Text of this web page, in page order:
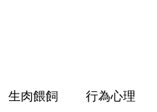
生肉餵飼 行為心理